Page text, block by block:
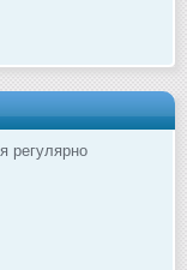
регулярно